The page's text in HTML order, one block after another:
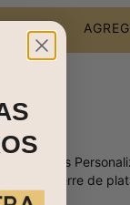
con Aros
sólido cierre de